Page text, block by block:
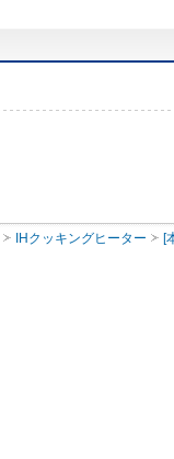
IHクッキングヒーター [